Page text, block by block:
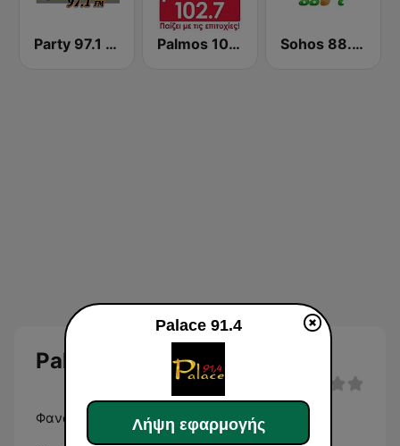
Party 97.1 FM Palmos 102.7 FM Sohos 88.7 FM
Palace 91.4
Φανατικά...ραδιόφωνο!
Palace 91.4
Λήψη εφαρμογής